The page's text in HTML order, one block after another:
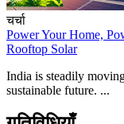
चर्चा
Power Your Home,
Rooftop Solar
India is steadily
sustainable future. ...